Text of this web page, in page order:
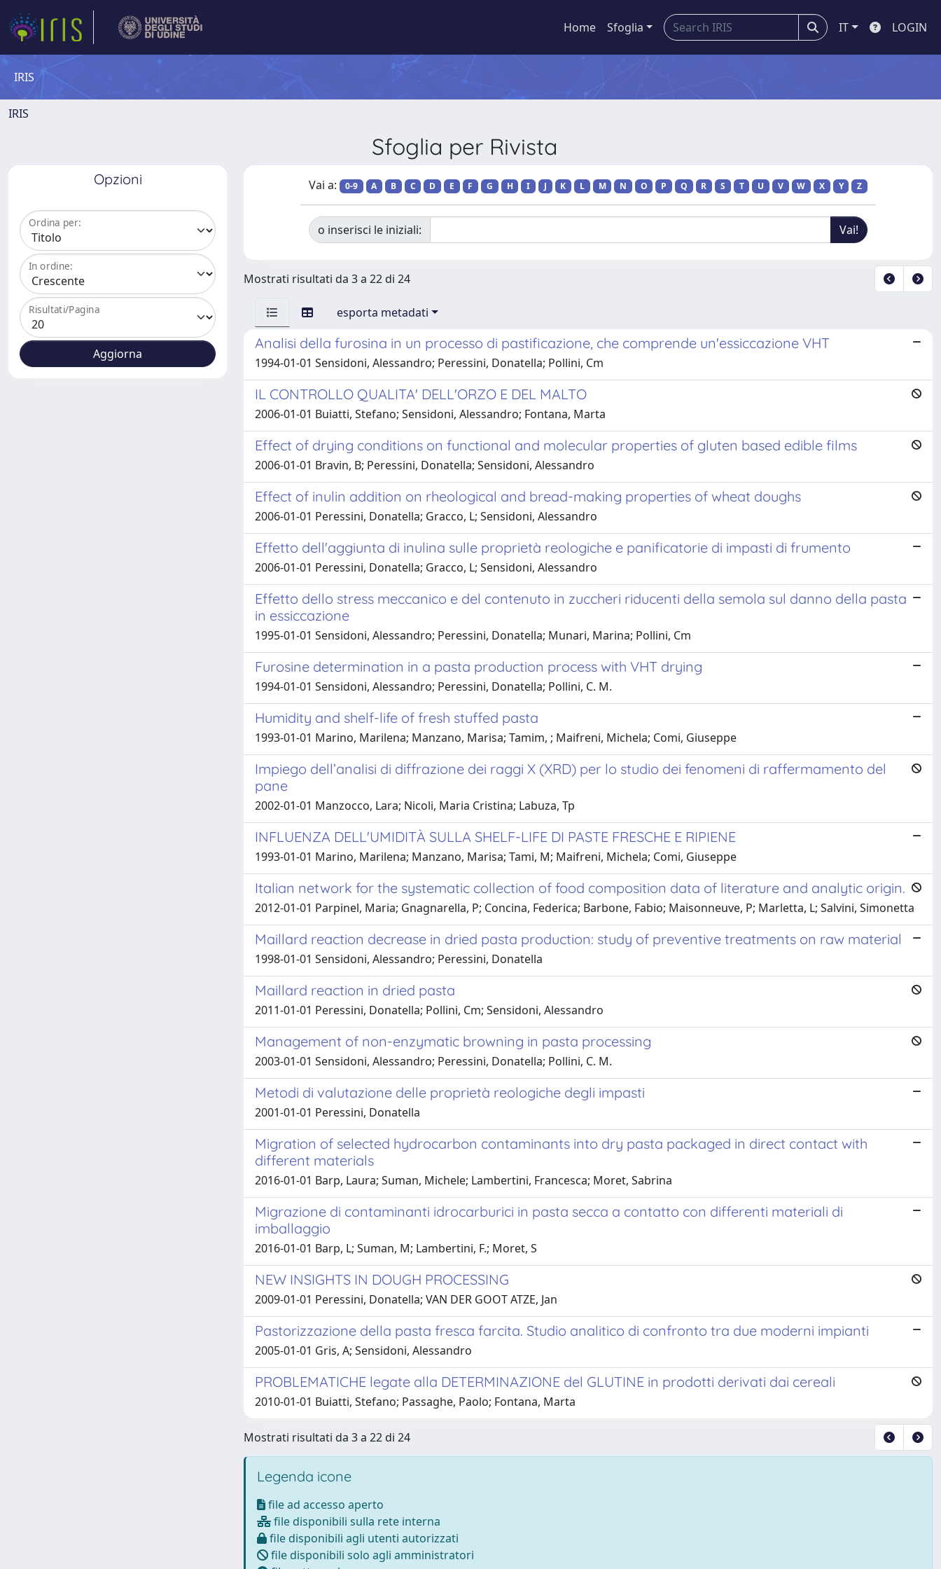
Home Sfoglia IT LOGIN
IRIS
IRIS
Sfoglia per Rivista
Opzioni
Ordina per:
In ordine:
Risultati/Pagina
Vai a: 0-9 A B C D E F G H I J K L M N O P Q R S T U V W X Y Z
o inserisci le iniziali:
Mostrati risultati da 3 a 22 di 24
esporta metadati
Analisi della furosina in un processo di pastificazione, che comprende un'essiccazione VHT
1994-01-01 Sensidoni, Alessandro; Peressini, Donatella; Pollini, Cm
IL CONTROLLO QUALITA' DELL'ORZO E DEL MALTO
2006-01-01 Buiatti, Stefano; Sensidoni, Alessandro; Fontana, Marta
Effect of drying conditions on functional and molecular properties of gluten based edible films
2006-01-01 Bravin, B; Peressini, Donatella; Sensidoni, Alessandro
Effect of inulin addition on rheological and bread-making properties of wheat doughs
2006-01-01 Peressini, Donatella; Gracco, L; Sensidoni, Alessandro
Effetto dell'aggiunta di inulina sulle proprietà reologiche e panificatorie di impasti di frumento
2006-01-01 Peressini, Donatella; Gracco, L; Sensidoni, Alessandro
Effetto dello stress meccanico e del contenuto in zuccheri riducenti della semola sul danno della pasta
in essiccazione
1995-01-01 Sensidoni, Alessandro; Peressini, Donatella; Munari, Marina; Pollini, Cm
Furosine determination in a pasta production process with VHT drying
1994-01-01 Sensidoni, Alessandro; Peressini, Donatella; Pollini, C. M.
Humidity and shelf-life of fresh stuffed pasta
1993-01-01 Marino, Marilena; Manzano, Marisa; Tamim, ; Maifreni, Michela; Comi, Giuseppe
Impiego dell’analisi di diffrazione dei raggi X (XRD) per lo studio dei fenomeni di raffermamento del
pane
2002-01-01 Manzocco, Lara; Nicoli, Maria Cristina; Labuza, Tp
INFLUENZA DELL'UMIDITÀ SULLA SHELF-LIFE DI PASTE FRESCHE E RIPIENE
1993-01-01 Marino, Marilena; Manzano, Marisa; Tami, M; Maifreni, Michela; Comi, Giuseppe
Italian network for the systematic collection of food composition data of literature and analytic origin.
2012-01-01 Parpinel, Maria; Gnagnarella, P; Concina, Federica; Barbone, Fabio; Maisonneuve, P; Marletta, L; Salvini, Simonetta
Maillard reaction decrease in dried pasta production: study of preventive treatments on raw material
1998-01-01 Sensidoni, Alessandro; Peressini, Donatella
Maillard reaction in dried pasta
2011-01-01 Peressini, Donatella; Pollini, Cm; Sensidoni, Alessandro
Management of non-enzymatic browning in pasta processing
2003-01-01 Sensidoni, Alessandro; Peressini, Donatella; Pollini, C. M.
Metodi di valutazione delle proprietà reologiche degli impasti
2001-01-01 Peressini, Donatella
Migration of selected hydrocarbon contaminants into dry pasta packaged in direct contact with
different materials
2016-01-01 Barp, Laura; Suman, Michele; Lambertini, Francesca; Moret, Sabrina
Migrazione di contaminanti idrocarburici in pasta secca a contatto con differenti materiali di
imballaggio
2016-01-01 Barp, L; Suman, M; Lambertini, F.; Moret, S
NEW INSIGHTS IN DOUGH PROCESSING
2009-01-01 Peressini, Donatella; VAN DER GOOT ATZE, Jan
Pastorizzazione della pasta fresca farcita. Studio analitico di confronto tra due moderni impianti
2005-01-01 Gris, A; Sensidoni, Alessandro
PROBLEMATICHE legate alla DETERMINAZIONE del GLUTINE in prodotti derivati dai cereali
2010-01-01 Buiatti, Stefano; Passaghe, Paolo; Fontana, Marta
Mostrati risultati da 3 a 22 di 24
Legenda icone
file ad accesso aperto
file disponibili sulla rete interna
file disponibili agli utenti autorizzati
file disponibili solo agli amministratori